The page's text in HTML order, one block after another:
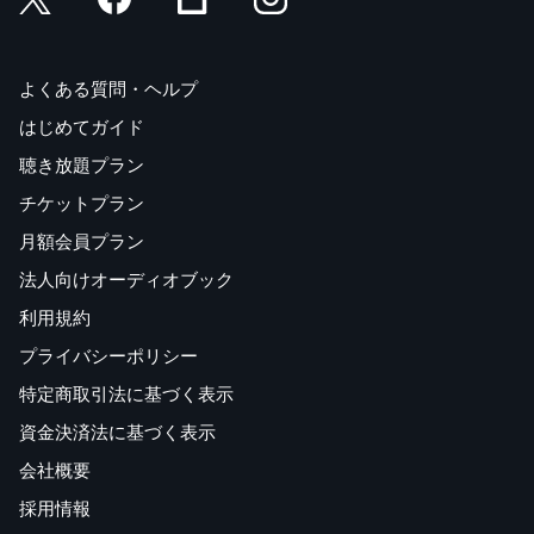
よくある質問・ヘルプ
はじめてガイド
聴き放題プラン
チケットプラン
月額会員プラン
法人向けオーディオブック
利用規約
プライバシーポリシー
特定商取引法に基づく表示
資金決済法に基づく表示
会社概要
採用情報